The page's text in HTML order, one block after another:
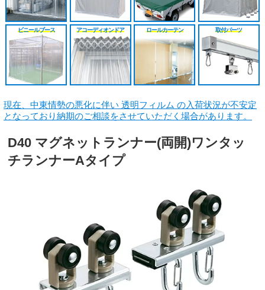
ビニールブース アコーディオンドア ロールカーテン 取付パーツ
現在、中東情勢の悪化に伴い 透明フィルム の入荷状況が不安定
となっており納期のご相談をさせていただく場合があります。
D40 マグネットランナー(両開)ワンタッ
チランナーAタイプ
その他部品関連
戻る
戻る
戻る
戻る